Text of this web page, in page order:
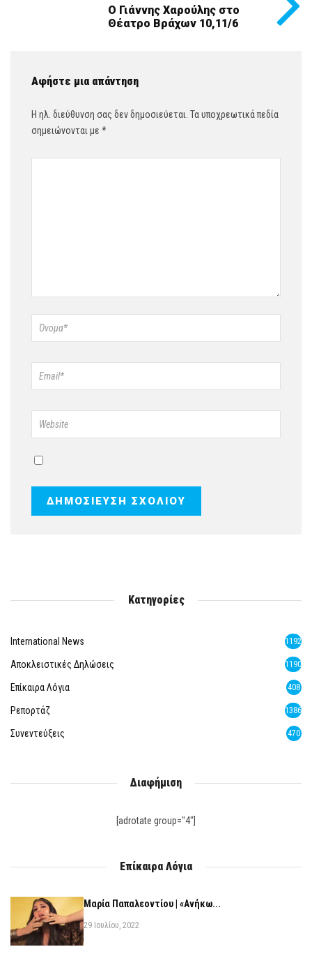
Ο Γιάννης Χαρούλης στο
Θέατρο Βράχων 10,11/6
Αφήστε μια απάντηση
Η ηλ. διεύθυνση σας δεν δημοσιεύεται. Τα υποχρεωτικά πεδία
σημειώνονται με *
Κατηγορίες
International News 1192
Αποκλειστικές Δηλώσεις 1190
Επίκαιρα Λόγια 408
Ρεπορτάζ 1386
Συνεντεύξεις 470
Διαφήμιση
[adrotate group="4"]
Επίκαιρα Λόγια
Μαρία Παπαλεοντίου | «Ανήκω...
29 Ιουλίου, 2022